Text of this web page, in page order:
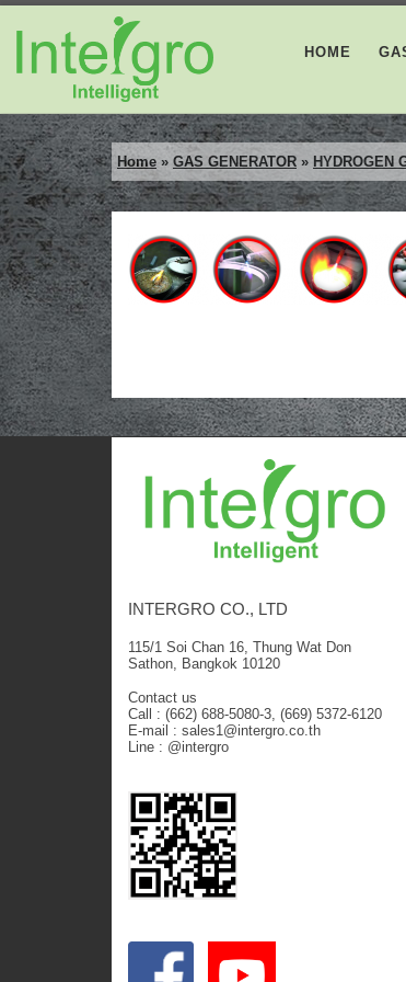
Skip to content
HOME
Home » GAS GENERATOR » HYDROGEN
INTERGRO CO., LTD
115/1 Soi Chan 16, Thung Wat Don
Sathon, Bangkok 10120
Contact us
Call : (662) 688-5080-3, (669) 5372-6120
E-mail : sales1@intergro.co.th
Line : @intergro